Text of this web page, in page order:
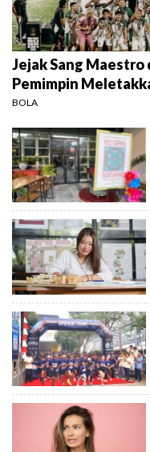
Jejak Sang Maestro
Pemimpin
BOLA